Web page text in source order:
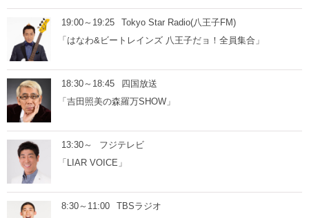
19:00～19:25
Tokyo Star Radio(八王子FM)
「はなわ&ビートレインズ 八王子だョ！全員集合」
18:30～18:45
四国放送
「吉田照美の森羅万SHOW」
13:30～
フジテレビ
「LIAR VOICE」
8:30～11:00
TBSラジオ